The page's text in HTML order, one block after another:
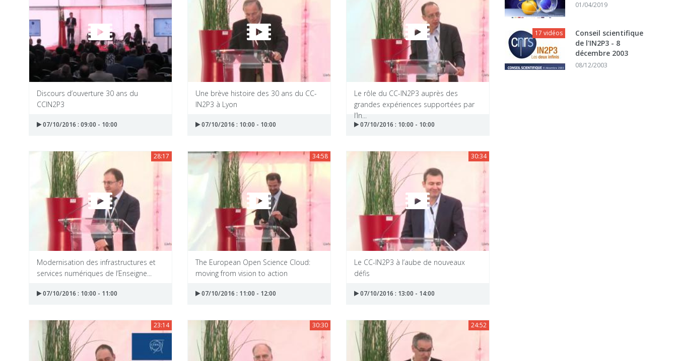
Discours d’ouverture 30 ans du
CCIN2P3
07/10/2016 : 09:00 - 10:00
Une brève histoire des 30 ans du CC-
IN2P3 à Lyon
07/10/2016 : 10:00 - 10:00
Le rôle du CC-IN2P3 auprès des
grandes expériences supportées par
l’In...
07/10/2016 : 10:00 - 10:00
28:17
Modernisation des infrastructures et
services numériques de l’Enseigne...
07/10/2016 : 10:00 - 11:00
34:58
The European Open Science Cloud:
moving from vision to action
07/10/2016 : 11:00 - 12:00
30:34
Le CC-IN2P3 à l’aube de nouveaux
défis
07/10/2016 : 13:00 - 14:00
23:14 30:30 24:52
01/04/2019
17 vidéos
Conseil scientifique
de l'IN2P3 - 8
décembre 2003
08/12/2003